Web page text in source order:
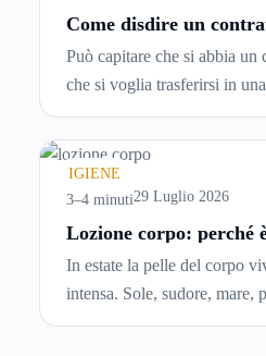
Come disdire un
Può capitare che si abbia un
che si voglia trasferirsi in
abbiano problemi a pagare il
comincia a cercare un’altra
chiedersi se è possibile
locazioneprima che scada.
capiremo come inviare la
IGIENE
3–4 minuti29 Luglio 2026
Lozione corpo: perché
In estate la pelle del corpo
intensa. Sole, sudore, mare,
frequenti e aria condizionata